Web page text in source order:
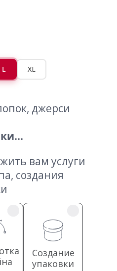
L XL
джерси
вам услуги
создания
Создание
упаковки